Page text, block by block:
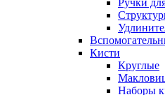
Ручки
Кисти
Круглые
Наборы